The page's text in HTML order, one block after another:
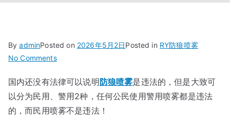
ByadminPosted on 2026年5月2日Posted in RY防狼喷雾
No Commentson
国
唯
一
国内还没有法律可以说明防狼喷雾是违法的，但是大致可
以分为民用、警用2种，任何公民使用警用喷雾都是违法
的，而民用喷雾不是违法！